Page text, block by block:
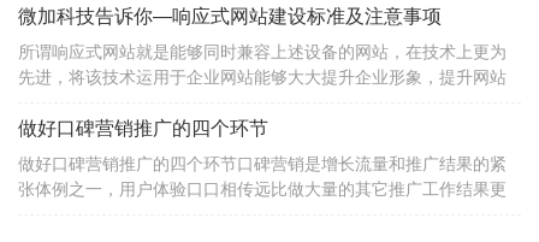
的有WordPress, Strikingly, Wix，上线了，
微加科技告诉你—响应式网站建设标准及注意事项
所谓响应式网站就是能够同时兼容上述设备的网站，在技术上更为
先进，将该技术运用于企业网站能够大大提升企业形象，提升网站
就是，可以随时随地向客户展示自己的网站。
做好口碑营销推广的四个环节
做好口碑营销推广的四个环节口碑营销是增长流量和推广结果的紧
张体例之一，用户体验口口相传远比做大量的其它推广工作结果更